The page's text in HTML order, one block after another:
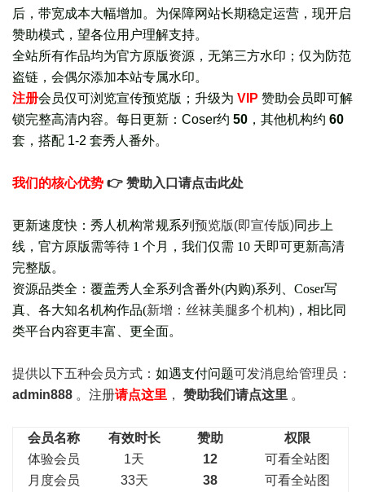
后，带宽成本大幅增加。为保障网站长期稳定运营，现开启
赞助模式，望各位用户理解支持。
全站所有作品均为官方原版资源，无第三方水印；仅为防范
盗链，会偶尔添加本站专属水印。
注册会员仅可浏览宣传预览版 ； 升级为 VIP 赞助会员即可解
锁完整高清内容。每日更新： Coser约 50 ，其他机构约 60
套， 搭配 1-2 套秀人番外。
我们的核心优势 👉 赞助入口请点击此处
更新速度快：秀人机构常规系列 预览版(即宣传版)同步上
线，官方原版需等待 1 个月，我们仅需 10 天即可更新高清
完整版。
资源品类全：覆盖秀人全系列含番外(内购)系列、Coser写
真、各大知名机构作品(新增：丝袜美腿多个机构)，相比同
类平台内容更丰富、更全面。
提供以下五种会员方式： 如遇支付问题可发消息给管理员：
admin888 。注册请点这里 ， 赞助我们请点这里 。
会员名称 有效时长 赞助
权限
体验会员
1天 12
可看全站图
月度会员
33天 38
可看全站图